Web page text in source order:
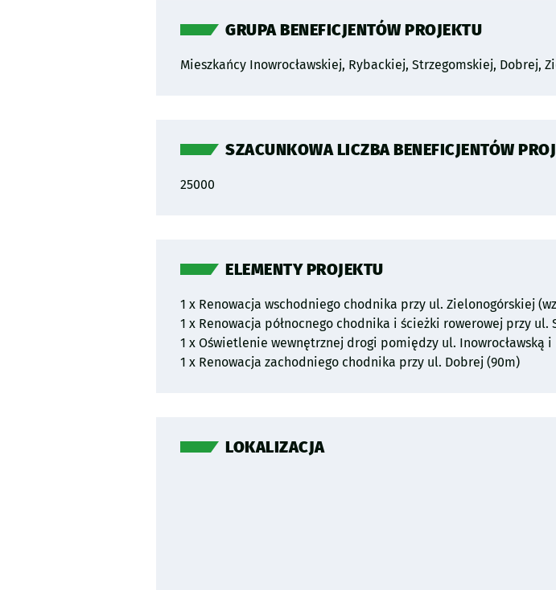
GRUPA BENEFICJENTÓW PROJEKTU
Mieszkańcy Inowrocławskiej, Rybackiej, Strzegomskiej, Dobrej,
SZACUNKOWA LICZBA BENEFICJENTÓW
25000
ELEMENTY PROJEKTU
1 x Renowacja wschodniego chodnika przy ul. Zielonogórskiej
1 x Renowacja północnego chodnika i ścieżki rowerowej przy ul.
1 x Oświetlenie wewnętrznej drogi pomiędzy ul. Inowrocławską i
1 x Renowacja zachodniego chodnika przy ul. Dobrej (90m)
LOKALIZACJA